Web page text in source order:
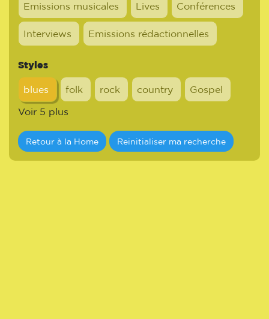
Emissions musicales Lives Conférences
Interviews Emissions rédactionnelles
Styles
blues folk rock country Gospel
Voir 5 plus
Retour à la Home Reinitialiser ma recherche